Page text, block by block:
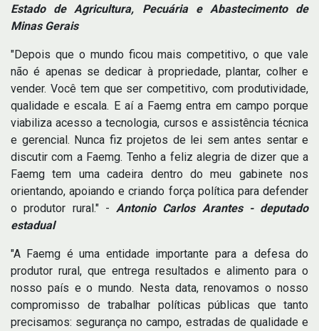
Estado de Agricultura, Pecuária e Abastecimento de
Minas Gerais
"Depois que o mundo ficou mais competitivo, o que vale
não é apenas se dedicar à propriedade, plantar, colher e
vender. Você tem que ser competitivo, com produtividade,
qualidade e escala. E aí a Faemg entra em campo porque
viabiliza acesso a tecnologia, cursos e assistência técnica
e gerencial. Nunca fiz projetos de lei sem antes sentar e
discutir com a Faemg. Tenho a feliz alegria de dizer que a
Faemg tem uma cadeira dentro do meu gabinete nos
orientando, apoiando e criando força política para defender
o produtor rural." - Antonio Carlos Arantes - deputado
estadual
"A Faemg é uma entidade importante para a defesa do
produtor rural, que entrega resultados e alimento para o
nosso país e o mundo. Nesta data, renovamos o nosso
compromisso de trabalhar políticas públicas que tanto
precisamos: segurança no campo, estradas de qualidade e